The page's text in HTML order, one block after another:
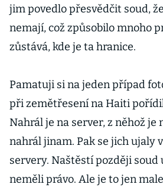
jim povedlo přesvědčit soud,
nemají, což způsobilo mnoho
zůstává, kde je ta hranice.
Pamatuji si na jeden případ
při zemětřesení na Haiti
Nahrál je na server, z něhož je
nahrál jinam. Pak se jich ujaly
servery. Naštěstí později soud
neměli právo. Ale je to jen